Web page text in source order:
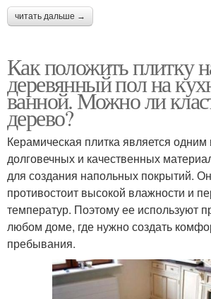
читать дальше →
Как положить плитку
деревянный пол на
ванной. Можно ли
дерево?
Керамическая плитка является
долговечных и качественных
для создания напольных покрытий.
противостоит высокой влажности и
температур. Поэтому ее используют
любом доме, где нужно создать
пребывания.